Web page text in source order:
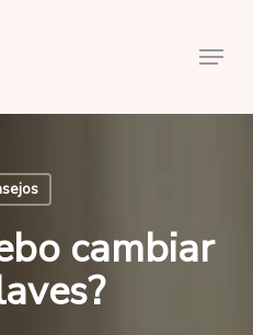
Menu
cambiar